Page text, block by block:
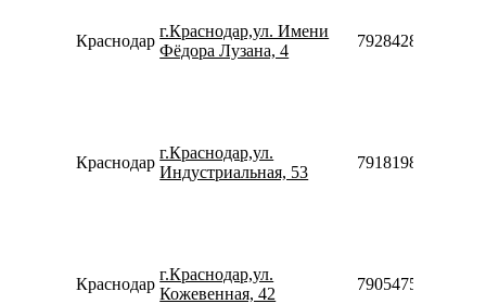
Краснодар
г.Краснодар,ул. Имени
Фёдора Лузана, 4
79284285998
Краснодар
г.Краснодар,ул.
Индустриальная, 53
79181983948
Краснодар
г.Краснодар,ул.
Кожевенная, 42
79054754475